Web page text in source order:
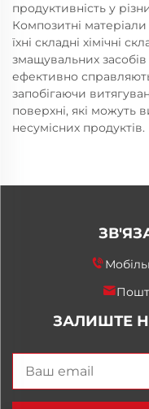
продуктивність у
Композитні
їхні складні хімічні
змащувальних
ефективно
запобігаючи
поверхні, які можуть
несумісних продуктів.
ЗАЛИШТЕ